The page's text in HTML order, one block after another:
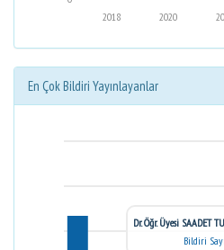
2020
2018
En Çok Bildiri Yayınlayanlar
Dr. Öğr. Üyesi SAADET
Bildiri